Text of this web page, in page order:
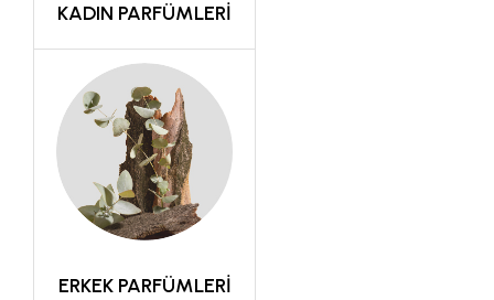
KADIN PARFÜMLERİ
ERKEK PARFÜMLERİ